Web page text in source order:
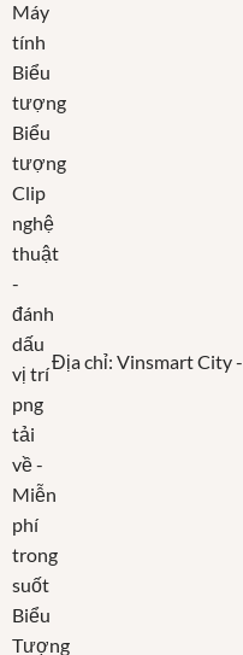
Địa chỉ: Vinsmart City